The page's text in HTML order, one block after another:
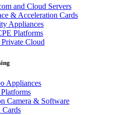
and Cloud Servers
& Acceleration Cards
Appliances
Platforms
Cloud
Appliances
Camera & Software